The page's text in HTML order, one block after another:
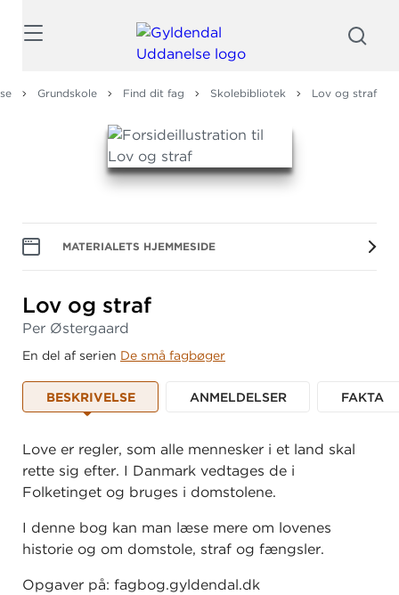
Grundskole Find dit fag Skolebibliotek Lov og straf
MATERIALETS HJEMMESIDE
Lov og straf
Per Østergaard
En del af serien De små fagbøger
BESKRIVELSE ANMELDELSER FAKTA
Love er regler, som alle mennesker i et land skal
rette sig efter. I Danmark vedtages de i
Folketinget og bruges i domstolene.
I denne bog kan man læse mere om lovenes
historie og om domstole, straf og fængsler.
Opgaver på: fagbog.gyldendal.dk